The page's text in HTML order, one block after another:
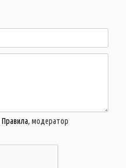
Правила, модератор